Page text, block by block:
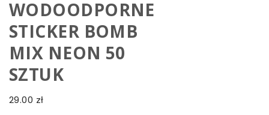
WODOODPORNE
STICKER BOMB
MIX NEON 50
SZTUK
29.00 zł